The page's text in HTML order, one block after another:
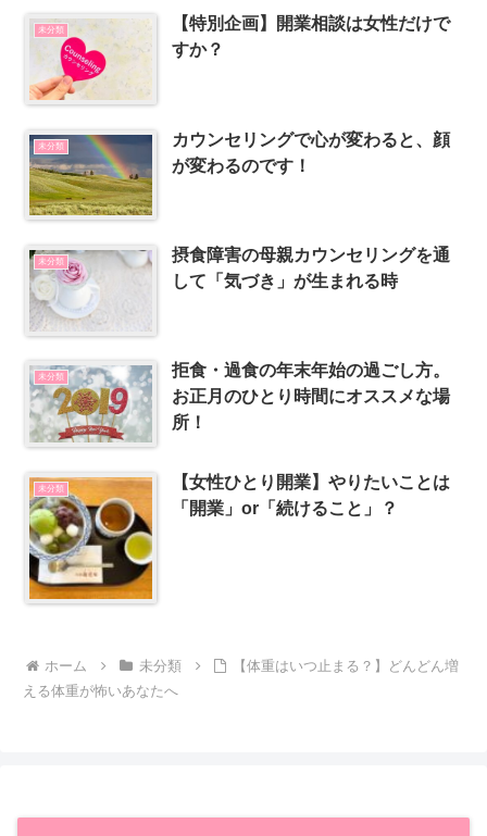
未分類
【特別企画】開業相談は女性だけで
すか？
未分類
カウンセリングで心が変わると、顔
が変わるのです！
未分類
摂食障害の母親カウンセリングを通
して「気づき」が生まれる時
未分類
拒食・過食の年末年始の過ごし方。
お正月のひとり時間にオススメな場
所！
未分類
【女性ひとり開業】やりたいことは
「開業」or「続けること」？
ホーム 未分類
【体重はいつ止まる？】どんどん増
える体重が怖いあなたへ